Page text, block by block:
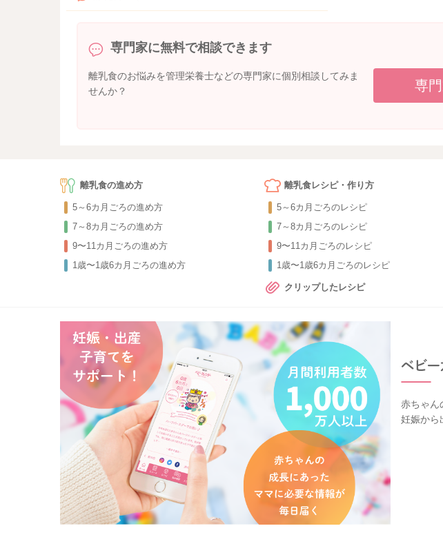
専門家に無料で相談できます
離乳食のお悩みを管理栄養士などの専門家に個別相談してみま
せんか？
専
離乳食の進め方
5～6カ月ごろの進め方
7～8カ月ごろの進め方
9〜11カ月ごろの進め方
1歳〜1歳6カ月ごろの進め方
離乳食レシピ・作り方
5～6カ月ごろのレシピ
7～8カ月ごろのレシピ
9〜11カ月ごろのレシピ
1歳〜1歳6カ月ごろのレシピ
クリップしたレシピ
赤ちゃん
妊娠から